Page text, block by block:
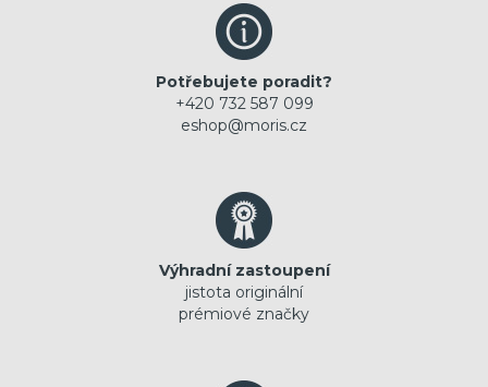
Potřebujete poradit?
+420 732 587 099
eshop@moris.cz
Výhradní zastoupení
jistota originální
prémiové značky